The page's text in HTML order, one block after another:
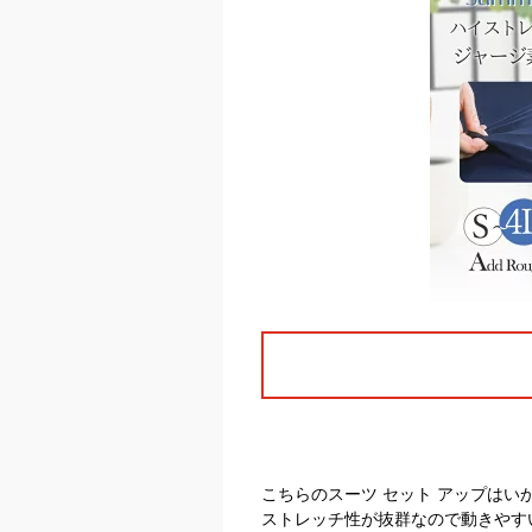
こちらのスーツ セット アップはい
ストレッチ性が抜群なので動きや